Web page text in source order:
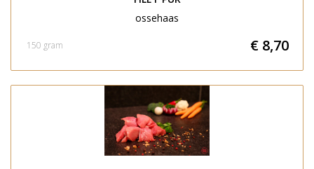
ossehaas
€ 8,70
150 gram